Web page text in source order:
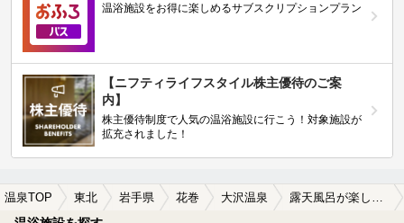
温浴施設をお得に楽しめるサブスクリプションプラン
【ニフティライフスタイル株主優待のご案
内】
株主優待制度で人気の温浴施設に行こう！対象施設が
拡充されました！
温泉TOP 東北 岩手県 花巻 大沢温泉 露天風呂が楽しめる大沢温泉の温泉、日帰り温泉、スーパー銭湯おすすめ